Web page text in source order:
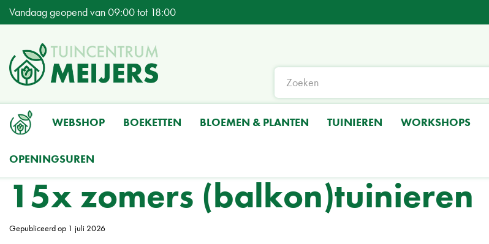
Ga
naar
Home Nieuws 15x zomers (balkon)tuinieren
Vandaag geopend van09:00tot 18:00
WEBSHOP BOEKETTEN BLOEMEN & PLANTEN TUINIEREN WORKSHOPS
OPENINGSUREN
15x zomers (balkon)tuinieren
Gepubliceerd op 1 juli 2026